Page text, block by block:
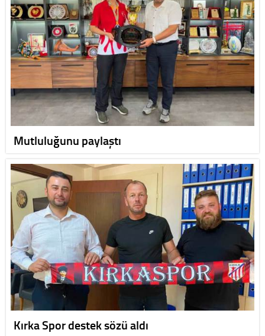
Mutluluğunu paylaştı
Kırka Spor destek sözü aldı